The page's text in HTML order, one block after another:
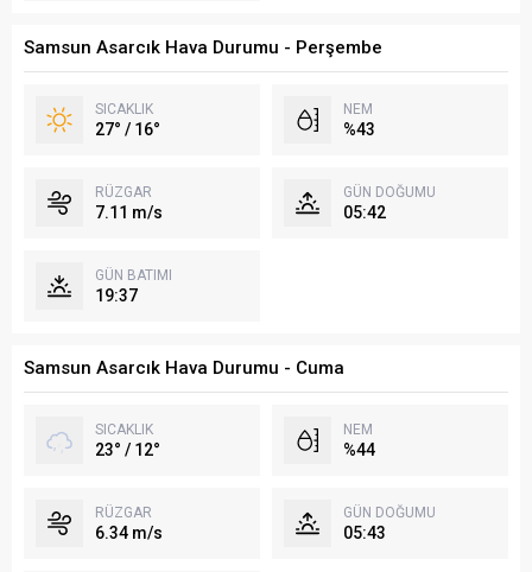
Samsun Asarcık Hava Durumu - Perşembe
SICAKLIK
27° / 16°
NEM
%43
RÜZGAR
7.11 m/s
GÜN DOĞUMU
05:42
GÜN BATIMI
19:37
Samsun Asarcık Hava Durumu - Cuma
SICAKLIK
23° / 12°
NEM
%44
RÜZGAR
6.34 m/s
GÜN DOĞUMU
05:43